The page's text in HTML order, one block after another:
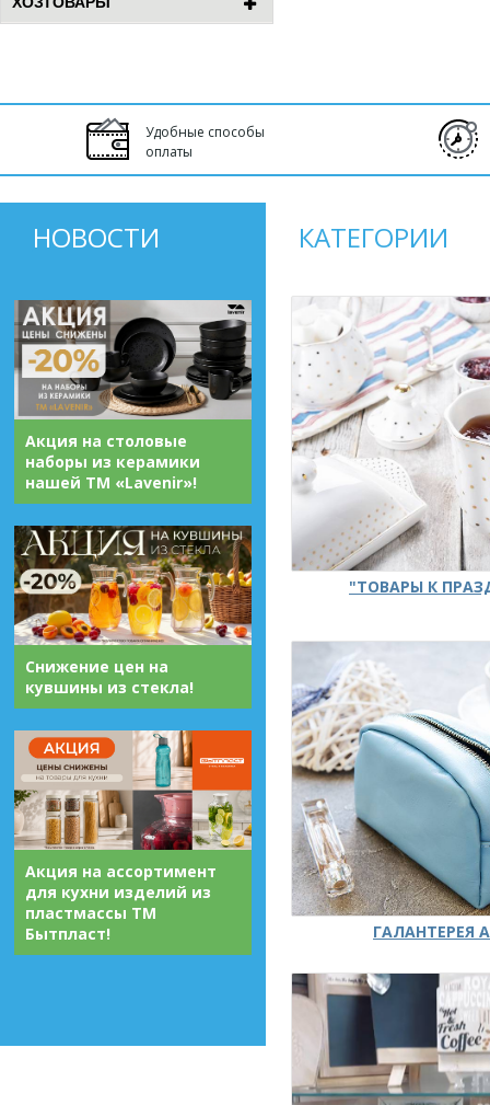
Удобные способы
оплаты
НОВОСТИ
Акция на столовые
наборы из керамики
нашей ТМ «Lavenir»!
Снижение цен на
кувшины из стекла!
Акция на ассортимент
для кухни изделий из
пластмассы ТМ
Бытпласт!
КАТЕГОРИИ
"ТОВАРЫ К
ГАЛАНТЕРЕЯ